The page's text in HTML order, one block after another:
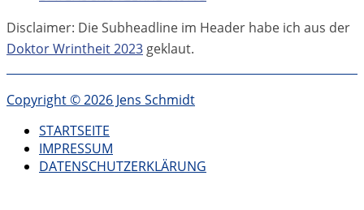
Disclaimer: Die Subheadline im Header habe ich aus der
Doktor Wrintheit 2023 geklaut.
Copyright © 2026 Jens Schmidt
STARTSEITE
IMPRESSUM
DATENSCHUTZERKLÄRUNG